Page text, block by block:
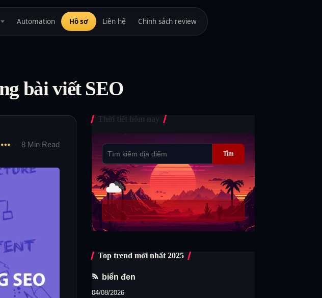
Automation Hồ sơ Liên hệ Chính sách review
bài viết SEO
8 Min Read
Thời tiết hôm nay
Tìm
Top trend mới nhất 2025
biển đen
04/08/2026